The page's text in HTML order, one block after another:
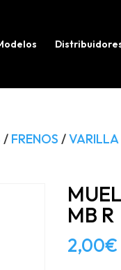
productos
/ FRENOS /VARILLA
MB R
2,00€